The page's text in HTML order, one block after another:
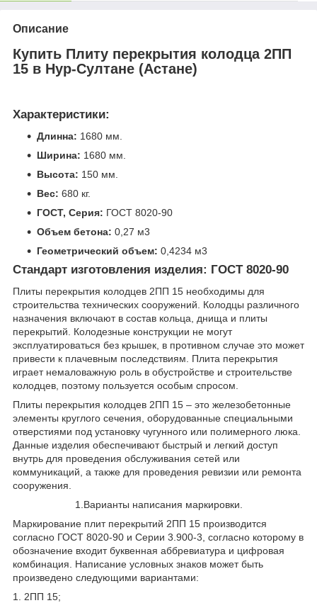
Описание
Купить Плиту перекрытия колодца 2ПП
15 в Нур-Султане (Астане)
Характеристики:
Длинна: 1680 мм.
Ширина: 1680 мм.
Высота: 150 мм.
Вес: 680 кг.
ГОСТ, Серия: ГОСТ 8020-90
Объем бетона: 0,27 м3
Геометрический объем: 0,4234 м3
Стандарт изготовления изделия: ГОСТ 8020-90
Плиты перекрытия колодцев 2ПП 15 необходимы для
строительства технических сооружений. Колодцы различного
назначения включают в состав кольца, днища и плиты
перекрытий. Колодезные конструкции не могут
эксплуатироваться без крышек, в противном случае это может
привести к плачевным последствиям. Плита перекрытия
играет немаловажную роль в обустройстве и строительстве
колодцев, поэтому пользуется особым спросом.
Плиты перекрытия колодцев 2ПП 15 – это железобетонные
элементы круглого сечения, оборудованные специальными
отверстиями под установку чугунного или полимерного люка.
Данные изделия обеспечивают быстрый и легкий доступ
внутрь для проведения обслуживания сетей или
коммуникаций, а также для проведения ревизии или ремонта
сооружения.
1.Варианты написания маркировки.
Маркирование плит перекрытий 2ПП 15 производится
согласно ГОСТ 8020-90 и Серии 3.900-3, согласно которому в
обозначение входит буквенная аббревиатура и цифровая
комбинация. Написание условных знаков может быть
произведено следующими вариантами:
1. 2ПП 15;